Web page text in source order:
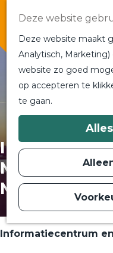
Deze website
Deze website maakt
Analytisch,
website zo goed
op accepteren te
te gaan.
a
a
a
Megen
Informatiecentrum